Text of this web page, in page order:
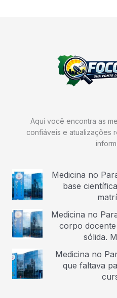
Aqui você encontra as
confiáveis e atualizações
Medicina no
base
Medicina no
corpo
sólida.
Medicina no
que faltava